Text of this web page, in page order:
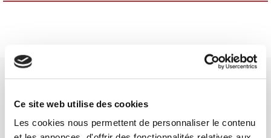
Ce site web utilise des cookies
Les cookies nous permettent de personnaliser le contenu
Maison d'édition dédiée aux sciences humaines et sociales, les